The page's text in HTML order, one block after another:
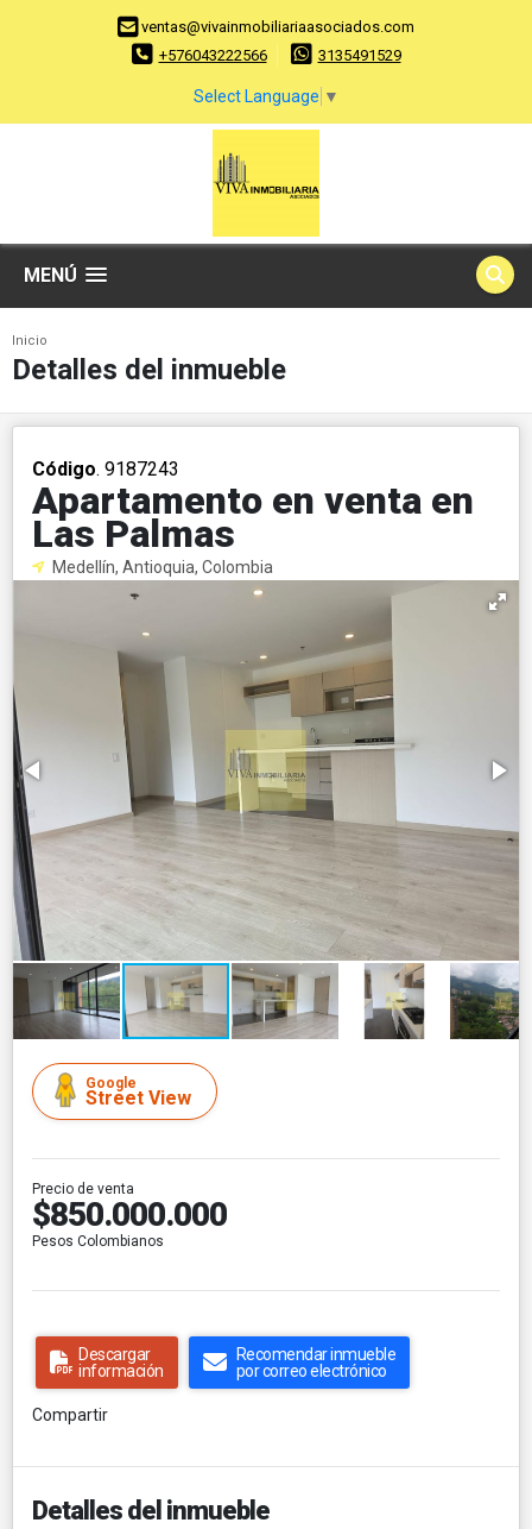
ventas@vivainmobiliariaasociados.com
+576043222566
3135491529
Select Language ▼
MENÚ
Inicio
Detalles del inmueble
Código. 9187243
Apartamento en venta en
Las Palmas
Medellín, Antioquia, Colombia
Google
Street View
Precio de venta
$850.000.000
Pesos Colombianos
Descargar
información
Recomendar inmueble
por correo electrónico
Compartir
Detalles del inmueble